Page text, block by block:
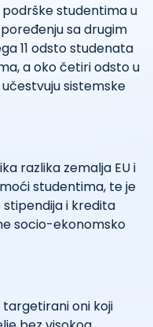
studentima u
sa drugim
11 odsto studenata
a oko četiri odsto u
sistemske
razlika zemalja EU i
studentima, te je
stipendija i kredita
socio-ekonomsko
oni koji